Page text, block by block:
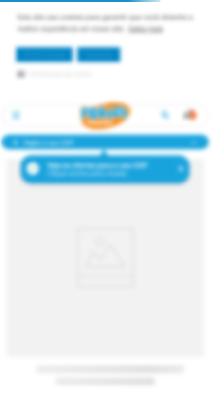
Este site usa cookies para garantir que você obtenha a
melhor experiência em nosso site.
Saiba mais
Digite o seu CEP
Veja as ofertas para o seu CEP